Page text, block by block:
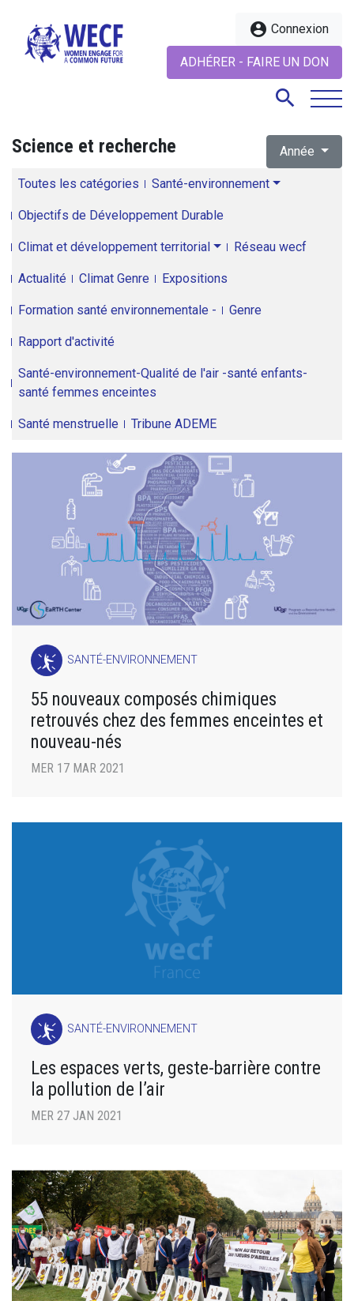
account_circle Connexion
ADHÉRER - FAIRE UN DON
search
Science et recherche Année
Toutes les catégories Santé-environnement
Objectifs de Développement Durable
Climat et développement territorial Réseau wecf
Actualité Climat Genre Expositions
Formation santé environnementale - Genre
Rapport d'activité
Santé-environnement-Qualité de l'air -santé enfants-
santé femmes enceintes
Santé menstruelle Tribune ADEME
SANTÉ-ENVIRONNEMENT
55 nouveaux composés chimiques
retrouvés chez des femmes enceintes et
nouveau-nés
MER 17 MAR 2021
SANTÉ-ENVIRONNEMENT
Les espaces verts, geste-barrière contre
la pollution de l’air
MER 27 JAN 2021